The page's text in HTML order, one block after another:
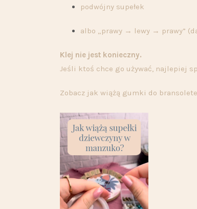
podwójny supełek
albo „prawy → lewy → prawy”
Klej nie jest konieczny.
Jeśli ktoś chce go używać, najlepiej
Zobacz jak wiążą gumki do